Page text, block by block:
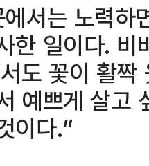
서는 노력
한 일이다.
도 꽃이 활
예쁘게 살고
이다.”